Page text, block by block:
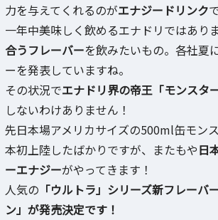
力を与えてくれるのがエナジードリンク
一年中美味しく飲めるエナドリではありま
合うフレーバーを飲みたいもの。各社夏
ーを発表していますね。
その状況でエナドリ界の帝王「モンスタ
しないわけありません！
先日本場アメリカサイズの500ml缶モン
本初上陸したばかりですが、またもや日
ーエナジーがやってきます！
人気の 「ウルトラ」シリーズ新フレーバ
ン」が発売決定です！